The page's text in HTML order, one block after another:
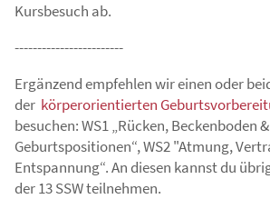
Kursbesuch ab.
------------------------
Ergänzend empfehlen wir einen oder
der körperorientierten
besuchen: WS1 „Rücken, Beckenboden &
Geburtspositionen“, WS2 "Atmung,
Entspannung“. An diesen kannst du
der 13 SSW teilnehmen.